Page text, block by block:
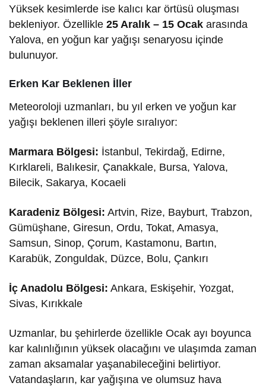
Yüksek kesimlerde ise kalıcı kar örtüsü oluşması
bekleniyor. Özellikle25 Aralık – 15 Ocak arasında
Yalova, en yoğun kar yağışı senaryosu içinde
bulunuyor.
Erken Kar Beklenen İller
Meteoroloji uzmanları, bu yıl erken ve yoğun kar
yağışı beklenen illeri şöyle sıralıyor:
Marmara Bölgesi: İstanbul, Tekirdağ, Edirne,
Kırklareli, Balıkesir, Çanakkale, Bursa, Yalova,
Bilecik, Sakarya, Kocaeli
Karadeniz Bölgesi: Artvin, Rize, Bayburt, Trabzon,
Gümüşhane, Giresun, Ordu, Tokat, Amasya,
Samsun, Sinop, Çorum, Kastamonu, Bartın,
Karabük, Zonguldak, Düzce, Bolu, Çankırı
İç Anadolu Bölgesi: Ankara, Eskişehir, Yozgat,
Sivas, Kırıkkale
Uzmanlar, bu şehirlerde özellikle Ocak ayı boyunca
kar kalınlığının yüksek olacağını ve ulaşımda zaman
zaman aksamalar yaşanabileceğini belirtiyor.
Vatandaşların, kar yağışına ve olumsuz hava